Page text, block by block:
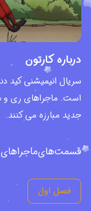
درباره کارتون
است. ماجراهای ری و
جدید مبارزه می کنند.
قسمت‌های
فصل اول